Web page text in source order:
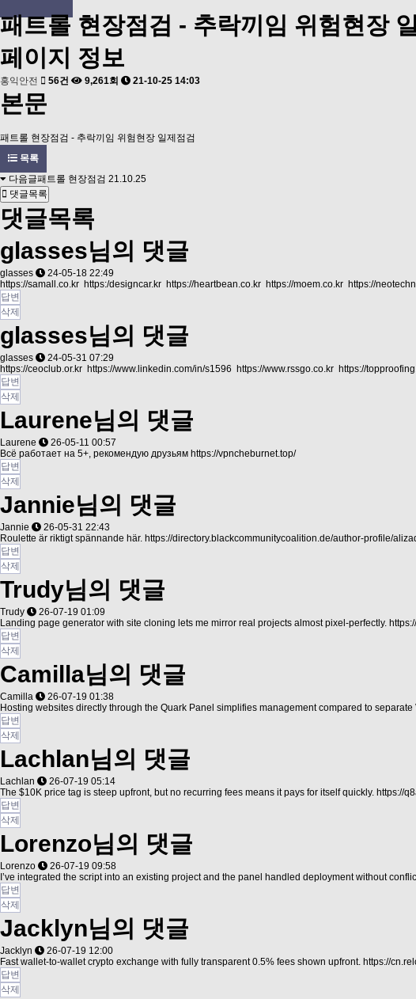
패트롤 현장점검 - 추락끼임 위험현장
페이지 정보
홍익안전 56건 9,261회 21-10-25 14:03
본문
패트롤 현장점검 - 추락끼임 위험현장 일제점검
목록
다음글패트롤 현장점검 21.10.25
댓글목록
댓글목록
glasses님의 댓글
glasses
24-05-18 22:49
https://samall.co.kr https:/designcar.kr https://heartbean.co.kr https://moem.co.kr https://
답변
삭제
glasses님의 댓글
glasses
24-05-31 07:29
https://ceoclub.or.kr https://www.linkedin.com/in/s1596 https://www.rssgo.co.kr https://
답변
삭제
Laurene님의 댓글
Laurene
26-05-11 00:57
Всё работает на 5+, рекомендую друзьям https://vpncheburnet.top/
답변
삭제
Jannie님의 댓글
Jannie
26-05-31 22:43
Roulette är riktigt spännande här. https://directory.blackcommunitycoalition.de/author-profile/
답변
삭제
Trudy님의 댓글
Trudy
26-07-19 01:09
Landing page generator with site cloning lets me mirror real projects almost pixel-perfectly.
답변
삭제
Camilla님의 댓글
Camilla
26-07-19 01:38
Hosting websites directly through the Quark Panel simplifies management compared to separate
답변
삭제
Lachlan님의 댓글
Lachlan
26-07-19 05:14
The $10K price tag is steep upfront, but no recurring fees means it pays for itself quickly. https://
답변
삭제
Lorenzo님의 댓글
Lorenzo
26-07-19 09:58
I’ve integrated the script into an existing project and the panel handled deployment without
답변
삭제
Jacklyn님의 댓글
Jacklyn
26-07-19 12:00
Fast wallet-to-wallet crypto exchange with fully transparent 0.5% fees shown upfront. https://
답변
삭제